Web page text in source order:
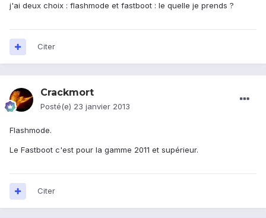
j'ai deux choix : flashmode et fastboot : le quelle je prends ?
Citer
Crackmort
Posté(e) 23 janvier 2013
Flashmode.
Le Fastboot c'est pour la gamme 2011 et supérieur.
Citer